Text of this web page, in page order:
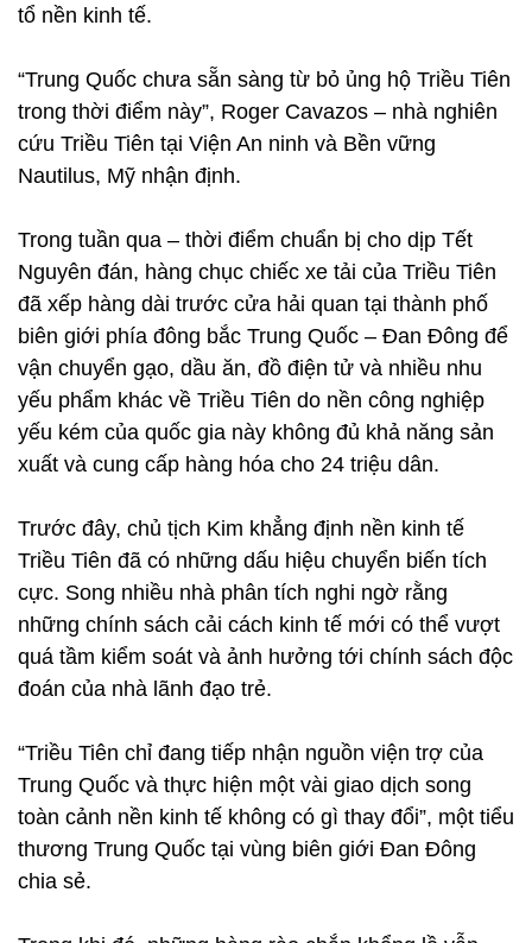
tổ nền kinh tế.
“Trung Quốc chưa sẵn sàng từ bỏ ủng hộ Triều Tiên
trong thời điểm này”, Roger Cavazos – nhà nghiên
cứu Triều Tiên tại Viện An ninh và Bền vững
Nautilus, Mỹ nhận định.
Trong tuần qua – thời điểm chuẩn bị cho dịp Tết
Nguyên đán, hàng chục chiếc xe tải của Triều Tiên
đã xếp hàng dài trước cửa hải quan tại thành phố
biên giới phía đông bắc Trung Quốc – Đan Đông để
vận chuyển gạo, dầu ăn, đồ điện tử và nhiều nhu
yếu phẩm khác về Triều Tiên do nền công nghiệp
yếu kém của quốc gia này không đủ khả năng sản
xuất và cung cấp hàng hóa cho 24 triệu dân.
Trước đây, chủ tịch Kim khẳng định nền kinh tế
Triều Tiên đã có những dấu hiệu chuyển biến tích
cực. Song nhiều nhà phân tích nghi ngờ rằng
những chính sách cải cách kinh tế mới có thể vượt
quá tầm kiểm soát và ảnh hưởng tới chính sách độc
đoán của nhà lãnh đạo trẻ.
“Triều Tiên chỉ đang tiếp nhận nguồn viện trợ của
Trung Quốc và thực hiện một vài giao dịch song
toàn cảnh nền kinh tế không có gì thay đổi”, một tiểu
thương Trung Quốc tại vùng biên giới Đan Đông
chia sẻ.